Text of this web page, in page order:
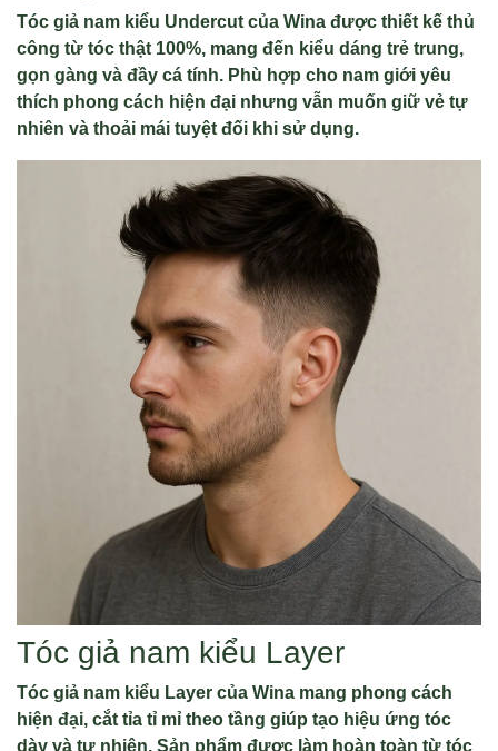
Tóc giả nam kiểu Undercut của Wina được thiết kế thủ
công từ tóc thật 100%, mang đến kiểu dáng trẻ trung,
gọn gàng và đầy cá tính. Phù hợp cho nam giới yêu
thích phong cách hiện đại nhưng vẫn muốn giữ vẻ tự
nhiên và thoải mái tuyệt đối khi sử dụng.
Tóc giả nam kiểu Layer
Tóc giả nam kiểu Layer của Wina mang phong cách
hiện đại, cắt tỉa tỉ mỉ theo tầng giúp tạo hiệu ứng tóc
dày và tự nhiên. Sản phẩm được làm hoàn toàn từ tóc